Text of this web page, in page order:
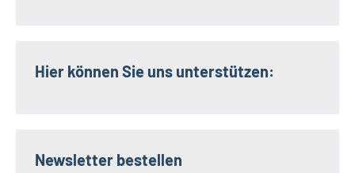
Hier können Sie uns unterstützen:
Newsletter bestellen